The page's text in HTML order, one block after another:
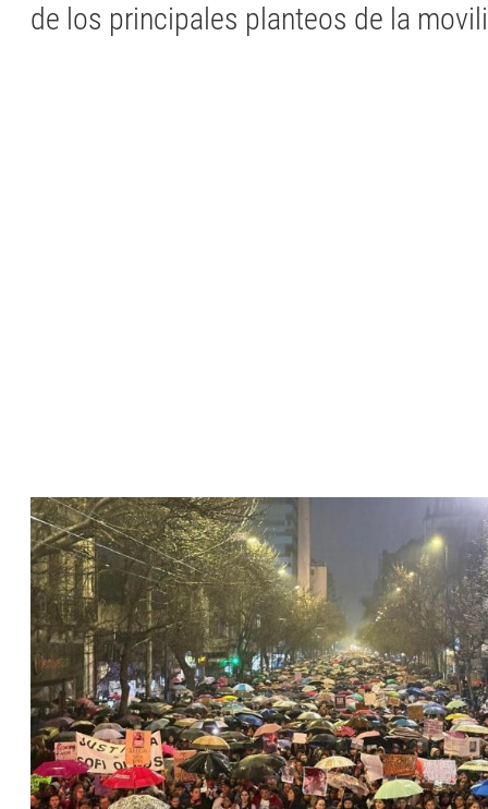
de los principales planteos de la